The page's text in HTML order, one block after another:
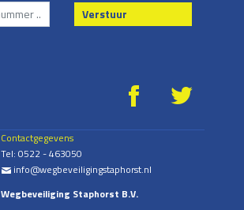
Verstuur
g *
Contactgegevens
Tel:0522 - 463050
% info@wegbeveiligingstaphorst.nl
Wegbeveiliging Staphorst B.V.